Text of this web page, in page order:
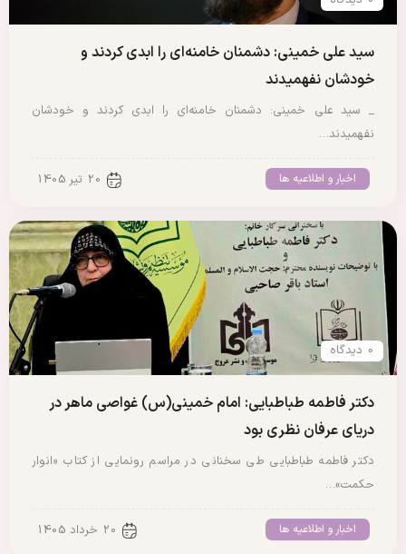
سید علی خمینی: دشمنان خامنه‌ای را ابدی کردند و
خودشان نفهمیدند
_ سید علی خمینی: دشمنان خامنه‌ای را ابدی کردند و خودشان
نفهمیدند…
اخبار و اطلاعیه ها 20 تیر 1405
0 دیدگاه
دکتر فاطمه طباطبایی: امام خمینی(س) غواصی ماهر در
دریای عرفان نظری بود
دکتر فاطمه طباطبایی طی سخنانی در مراسم رونمایی از کتاب «انوار
حکمت»…
اخبار و اطلاعیه ها 20 خرداد 1405